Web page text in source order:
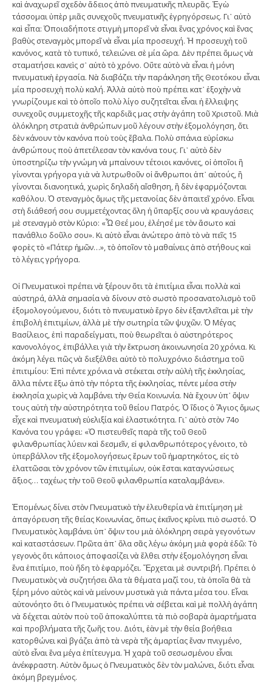
καὶ ἀναχωρεῖ σχεδὸν ἄδειος ἀπὸ πνευματικῆς πλευρᾶς. Ἐγὼ
τάσσομαι ὑπὲρ μιᾶς συνεχοῦς πνευματικῆς ἐγρηγόρσεως. Γι᾿ αὐτὸ
καὶ εἶπα: Ὁποιαδήποτε στιγμὴ μπορεῖ νὰ εἶναι ἕνας χρόνος καὶ ἕνας
βαθὺς στεναγμὸς μπορεῖ νὰ εἶναι μία προσευχή. Ἡ προσευχὴ τοῦ
κανόνος, κατὰ τὸ τυπικό, τελειώνει σὲ μία ὥρα. Δὲν πρέπει ὅμως νὰ
σταματήσει κανεὶς σ᾿ αὐτὸ τὸ χρόνο. Οὔτε αὐτὸ νὰ εἶναι ἡ μόνη
πνευματικὴ ἐργασία. Νὰ διαβάζει τὴν παράκληση τῆς Θεοτόκου εἶναι
μία προσευχὴ πολὺ καλή. Ἀλλὰ αὐτὸ ποὺ πρέπει κατ᾿ ἐξοχὴν νὰ
γνωρίζουμε καὶ τὸ ὁποῖο πολὺ λίγο συζητεῖται εἶναι ἡ ἔλλειψης
συνεχοῦς συμμετοχῆς τῆς καρδιᾶς μας στὴν ἀγάπη τοῦ Χριστοῦ. Μιὰ
ὁλόκληρη στρατιὰ ἀνθρώπων μοῦ λέγουν στὴν ἐξομολόγηση, ὅτι
δὲν κάνουν τὸν κανόνα ποὺ τοὺς ἔβαλα. Πολὺ σπάνια εὑρίσκω
ἀνθρώπους ποὺ ἀπετέλεσαν τὸν κανόνα τους. Γι᾿ αὐτὸ δὲν
ὑποστηρίζω τὴν γνώμη νὰ μπαίνουν τέτοιοι κανόνες, οἱ ὁποῖοι ἢ
γίνονται γρήγορα γιὰ νὰ λυτρωθοῦν οἱ ἄνθρωποι ἀπ᾿ αὐτούς, ἢ
γίνονται διανοητικά, χωρὶς δηλαδὴ αἴσθηση, ἢ δὲν ἐφαρμόζονται
καθόλου. Ὁ στεναγμὸς ὅμως τῆς μετανοίας δὲν ἀπαιτεῖ χρόνο. Εἶναι
στὴ διάθεσή σου συμμετέχοντας ὅλη ἡ ὕπαρξίς σου νὰ κραυγάσεις
μὲ στεναγμὸ στὸν Κύριο: «Ὦ Θεέ μου, ἐλέησέ με τὸν ἄσωτο καὶ
πανάθλιο δοῦλο σου». Κι αὐτὸ εἶναι ἀνώτερο ἀπὸ τὸ νὰ πεῖς 15
φορὲς τὸ «Πάτερ ἡμῶν…», τὸ ὁποῖον τὸ μαθαίνεις ἀπὸ στήθους καὶ
τὸ λέγεις γρήγορα.
Οἱ Πνευματικοὶ πρέπει νὰ ξέρουν ὅτι τὰ ἐπιτίμια εἶναι πολλὰ καὶ
αὐστηρά, ἀλλὰ σημασία νὰ δίνουν στὸ σωστὸ προσανατολισμὸ τοῦ
ἐξομολογούμενου, διότι τὸ πνευματικὸ ἔργο δὲν ἐξαντλεῖται μὲ τὴν
ἐπιβολὴ ἐπιτιμίων, ἀλλὰ μὲ τὴν σωτηρία τῶν ψυχῶν. Ὁ Μέγας
Βασίλειος, ἐπὶ παραδείγματι, ποὺ θεωρεῖται ὁ αὐστηρότερος
κανονολόγος, ἐπιβάλλει γιὰ τὴν ἔκτρωση ἀκοινωνησία 20 χρόνια. Κι
ἀκόμη λέγει πῶς νὰ διεξέλθει αὐτὸ τὸ πολυχρόνιο διάστημα τοῦ
ἐπιτιμίου: Ἐπὶ πέντε χρόνια νὰ στέκεται στὴν αὐλὴ τῆς ἐκκλησίας,
ἄλλα πέντε ἔξω ἀπὸ τὴν πόρτα τῆς ἐκκλησίας, πέντε μέσα στὴν
ἐκκλησία χωρὶς νὰ λαμβάνει τὴν Θεία Κοινωνία. Νὰ ἔχουν ὑπ᾿ ὄψιν
τους αὐτὴ τὴν αὐστηρότητα τοῦ θείου Πατρός. Ὁ ἴδιος ὁ Ἅγιος ὅμως
εἶχε καὶ πνευματικὴ εὐελιξία καὶ ἐλαστικότητα. Γι᾿ αὐτὸ στὸν 74ο
Κανόνα του γράφει: «Ὁ πιστευθεῖς παρὰ τῆς τοῦ Θεοῦ
φιλανθρωπίας λύειν καὶ δεσμεῖν, εἰ φιλανθρωπότερος γένοιτο, τὸ
ὑπερβάλλον τῆς ἐξομολογήσεως ἔρων τοῦ ἠμαρτηκότος, εἰς τὸ
ἐλαττῶσαι τὸν χρόνον τῶν ἐπιτιμίων, οὐκ ἔσται καταγνώσεως
ἄξιος… ταχέως τὴν τοῦ Θεοῦ φιλανθρωπία καταλαμβάνει».
Ἑπομένως δίνει στὸν Πνευματικὸ τὴν ἐλευθερία νὰ ἐπιτίμηση μὲ
ἀπαγόρευση τῆς θείας Κοινωνίας, ὅπως ἐκεῖνος κρίνει πιὸ σωστό. Ὁ
Πνευματικὸς λαμβάνει ὑπ᾿ ὄψιν του μιὰ ὁλόκληρη σειρὰ γεγονότων
καὶ καταστάσεων. Πρῶτα ἀπ᾿ ὅλα σᾶς λέγω ἀκόμη μιὰ φορὰ ἐδῶ: Τὸ
γεγονὸς ὅτι κάποιος ἀποφασίζει νὰ ἔλθει στὴν ἐξομολόγηση εἶναι
ἕνα ἐπιτίμιο, ποὺ ἤδη τὸ ἐφαρμόζει. Ἔρχεται μὲ συντριβή. Πρέπει ὁ
Πνευματικὸς νὰ συζητήσει ὅλα τὰ θέματα μαζί του, τὰ ὁποῖα θὰ τὰ
ξέρη μόνο αὐτὸς καὶ νὰ μείνουν μυστικὰ γιὰ πάντα μέσα του. Εἶναι
αὐτονόητο ὅτι ὁ Πνευματικὸς πρέπει νὰ σέβεται καὶ μὲ πολλὴ ἀγάπη
νὰ δέχεται αὐτὸν ποὺ τοῦ ἀποκαλύπτει τὰ πιὸ σοβαρὰ ἁμαρτήματα
καὶ προβλήματα τῆς ζωῆς του. Διότι, ἐὰν μὲ τὴν θεία βοήθεια
κατορθώνει καὶ βγάζει ἀπὸ τὰ νερὰ τῆς ἁμαρτίας ἕναν πνιγμένο,
αὐτὸ εἶναι ἕνα μέγα ἐπίτευγμα. Ἡ χαρὰ τοῦ σεσωσμένου εἶναι
ἀνέκφραστη. Αὐτὸν ὅμως ὁ Πνευματικὸς δὲν τὸν μαλώνει, διότι εἶναι
ἀκόμη βρεγμένος.